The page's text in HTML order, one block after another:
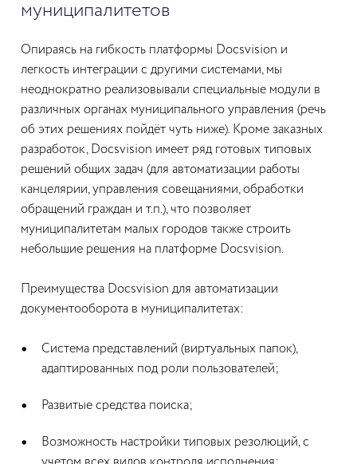
муниципалитетов
Опираясь на гибкость платформы Docsvision и
легкость интеграции с другими системами, мы
неоднократно реализовывали специальные модули в
различных органах муниципального управления (речь
об этих решениях пойдёт чуть ниже). Кроме заказных
разработок, Docsvision имеет ряд готовых типовых
решений общих задач (для автоматизации работы
канцелярии, управления совещаниями, обработки
обращений граждан и т.п.), что позволяет
муниципалитетам малых городов также строить
небольшие решения на платформе Docsvision.
Преимущества Docsvision для автоматизации
документооборота в муниципалитетах:
Система представлений (виртуальных папок),
адаптированных под роли пользователей;
Развитые средства поиска;
Возможность настройки типовых резолюций, с